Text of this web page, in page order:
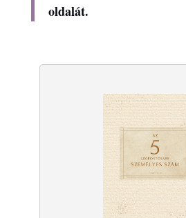
oldalát.